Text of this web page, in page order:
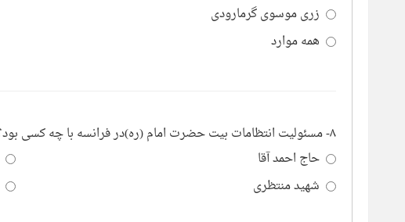
زری موسوی گرمارودی
همه موارد
۸- مسئولیت انتظامات بیت حضرت امام (ره)در فرانسه با چه کسی بود؟
حاج احمد آقا
شهید منتظری